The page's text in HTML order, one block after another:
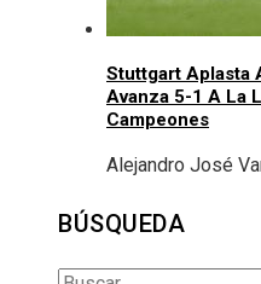
Stuttgart Aplasta
Avanza 5-1 A La
Campeones
Alejandro José
BÚSQUEDA